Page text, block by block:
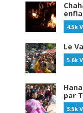
4.5k
Le
5.6k
par
3.5k